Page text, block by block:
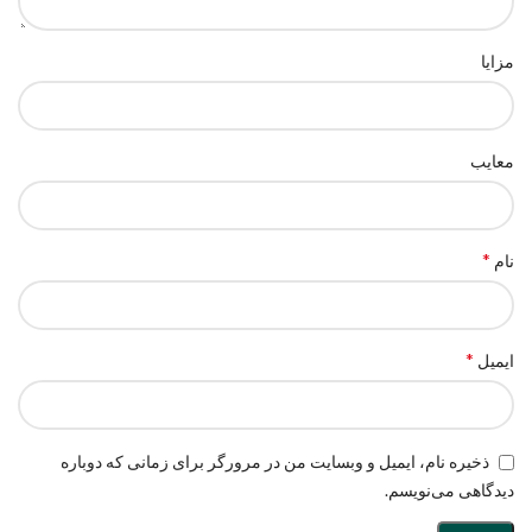
مزایا
معایب
نام *
ایمیل *
ذخیره نام، ایمیل و وبسایت من در مرورگر برای زمانی که دوباره
دیدگاهی می‌نویسم.